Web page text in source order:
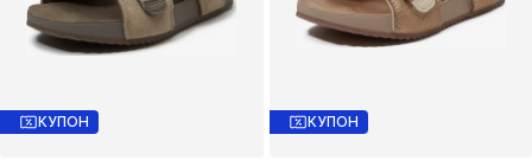
КУПОН КУПОН